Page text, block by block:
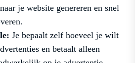
je website genereren en snel
Je bepaalt zelf hoeveel je wilt
en betaalt alleen